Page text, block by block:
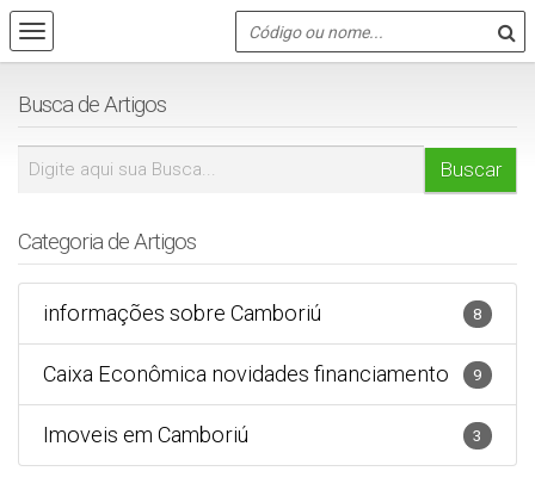
Busca de Artigos
Categoria de Artigos
informações sobre Camboriú 8
Caixa Econômica novidades financiamento 9
Imoveis em Camboriú 3